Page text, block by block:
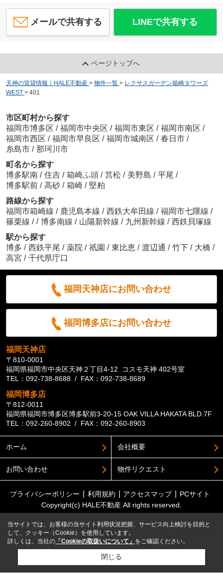
メールで共有する LINEで共有する
ページトップへ
天神の賃貸情報｜HALE不動産 > 物件一覧 > レクサスガーデン箱崎タワーズ
WEST > 401
市区町村から探す
福岡市博多区 / 福岡市中央区 / 福岡市東区 / 福岡市南区 /
福岡市西区 / 福岡市早良区 / 福岡市城南区 / 春日市 /
糸島市 / 那珂川市
町名から探す
博多駅南 / 住吉 / 箱崎ふ頭 / 筥松 / 美野島 / 平尾 /
博多駅前 / 高砂 / 箱崎 / 堅粕
路線から探す
福岡市箱崎線 / 鹿児島本線 / 西鉄大牟田線 / 福岡市七隈線 /
篠栗線 / / 博多南線 / 山陽新幹線 / 九州新幹線 / 西鉄貝塚線
駅から探す
博多 / 西鉄平尾 / 薬院 / 祇園 / 東比恵 / 渡辺通 / 竹下 / 大橋 /
高宮 / 千代県庁口
福岡天神店にお問い合わせ
福岡博多店にお問い合わせ
福岡天神店
〒810-0001
福岡県福岡市中央区天神２丁目4-12 コスモ天神 402号室
TEL：092-738-8688 / FAX：092-738-8689
福岡博多店
〒812-0011
福岡県福岡市博多区博多駅前3-20-15 OAK VILLA HAKATA BLD.7F
TEL：092-260-8902 / FAX：092-260-8903
ホーム 会社概要
お問い合わせ 物件リクエスト
プライバシーポリシー 利用規約 アクセスマップ
PCサイト
Copyright(c) HALE不動産 All rights reserved.
当サイトでは、お客様の当サイト利用状況把握、サービス向上検討を目的と
して、クッキー（Cookie）を使用しています。
詳しくは、当社の 「Cookieの取扱いについて」 をご確認ください。
閉じる